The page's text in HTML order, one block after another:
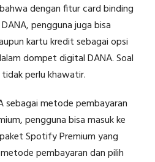
dengan fitur card binding
pengguna juga bisa
kartu kredit sebagai opsi
dompet digital DANA. Soal
perlu khawatir.
sebagai metode pembayaran
pengguna bisa masuk ke
Spotify Premium yang
pembayaran dan pilih